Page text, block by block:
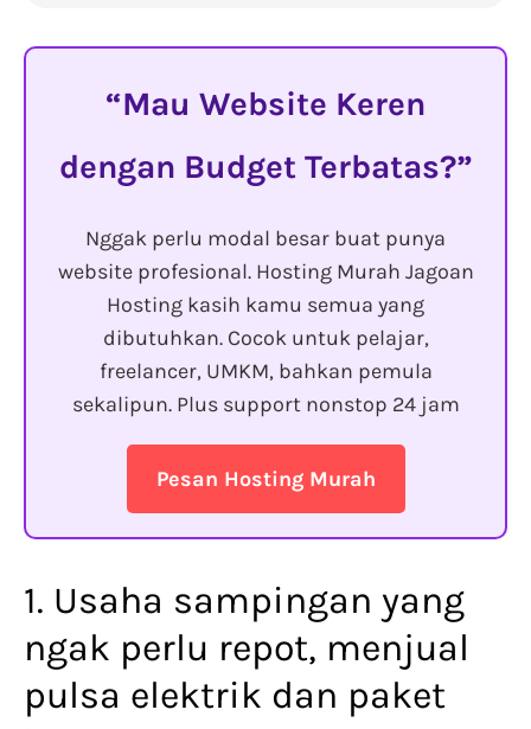
Mau Website Keren
dengan Budget Terbatas?
Nggak perlu modal besar buat punya
website profesional. Hosting Murah Jagoan
Hosting kasih kamu semua yang
dibutuhkan. Cocok untuk pelajar,
freelancer, UMKM, bahkan pemula
sekalipun. Plus support nonstop 24 jam
Pesan Hosting Murah
1. Usaha sampingan yang
ngak perlu repot, menjual
pulsa elektrik dan paket